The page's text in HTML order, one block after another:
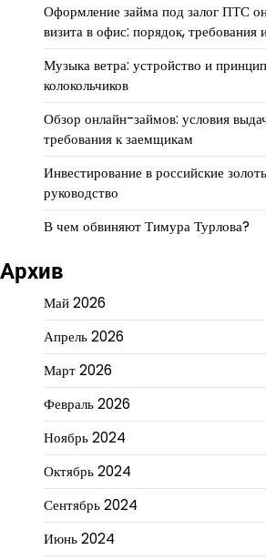
Оформление займа под залог ПТС
визита в офис: порядок, требования
Музыка ветра: устройство и
колокольчиков
Обзор онлайн-займов: условия
требования к заемщикам
Инвестирование в российские
руководство
В чем обвиняют Тимура Турлова?
Архив
Май 2026
Апрель 2026
Март 2026
Февраль 2026
Ноябрь 2024
Октябрь 2024
Сентябрь 2024
Июнь 2024